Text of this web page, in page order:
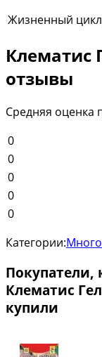
Жизненный цикл
Клематис
отзывы
Средняя оценка
0
0
0
0
0
Категории:
Покупатели,
Клематис
купили